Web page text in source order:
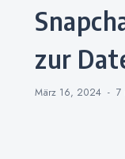
zur
März 16, 2024 7